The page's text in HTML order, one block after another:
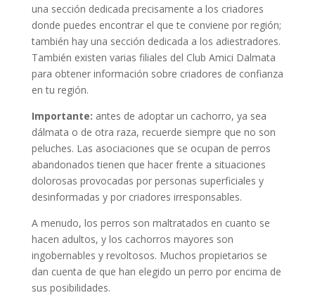
una sección dedicada precisamente a los criadores
donde puedes encontrar el que te conviene por región;
también hay una sección dedicada a los adiestradores.
También existen varias filiales del Club Amici Dalmata
para obtener información sobre criadores de confianza
en tu región.
Importante: antes de adoptar un cachorro, ya sea
dálmata o de otra raza, recuerde siempre que no son
peluches. Las asociaciones que se ocupan de perros
abandonados tienen que hacer frente a situaciones
dolorosas provocadas por personas superficiales y
desinformadas y por criadores irresponsables.
A menudo, los perros son maltratados en cuanto se
hacen adultos, y los cachorros mayores son
ingobernables y revoltosos. Muchos propietarios se
dan cuenta de que han elegido un perro por encima de
sus posibilidades.